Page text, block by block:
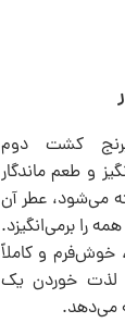
برنج کشت دوم
و طعم ماندگار
می‌شود، عطر آن
را برمی‌انگیزد.
خوش‌فرم و کاملاً
لذت خوردن یک
می‌دهد.